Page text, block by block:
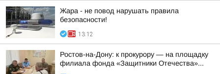
Жара - не повод нарушать правила
безопасности!
13:12
Ростов-на-Дону: к прокурору — на площадку
филиала фонда «Защитники Отечества»...